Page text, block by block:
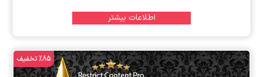
اطلاعات بیشتر
%85 تخفیف